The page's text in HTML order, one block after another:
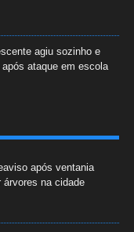
agiu sozinho e
ataque em escola
após ventania
árvores na cidade